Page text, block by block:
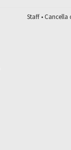
Staff•Cancella